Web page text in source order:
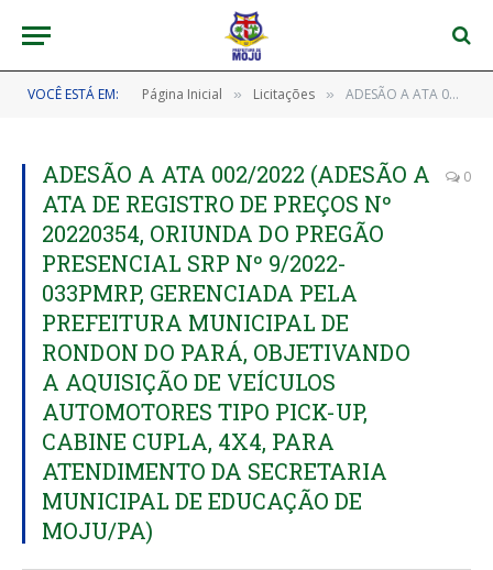
VOCÊ ESTÁ EM: Página Inicial » Licitações » ADESÃO A ATA 002/2022 (ADESÃO A ATA DE REGISTRO DE PREÇOS Nº 20220354, ORIUNDA DO PREGÃO PRESENCIAL SRP Nº 9/2022-033PMRP, GERENCIADA PELA PREFEITURA MUNICIPAL DE RONDON DO PARÁ, OBJETIVANDO A AQUISIÇÃO DE VEÍCULOS AUTOMOTORES TIPO PICK-UP, CABINE CUPLA, 4X4, PARA ATENDIMENTO DA SECRETARIA MUNICIPAL DE EDUCAÇÃO DE MOJU/PA)
ADESÃO A ATA 002/2022 (ADESÃO A
ATA DE REGISTRO DE PREÇOS Nº
20220354, ORIUNDA DO PREGÃO
PRESENCIAL SRP Nº 9/2022-
033PMRP, GERENCIADA PELA
PREFEITURA MUNICIPAL DE
RONDON DO PARÁ, OBJETIVANDO
A AQUISIÇÃO DE VEÍCULOS
AUTOMOTORES TIPO PICK-UP,
CABINE CUPLA, 4X4, PARA
ATENDIMENTO DA SECRETARIA
MUNICIPAL DE EDUCAÇÃO DE
MOJU/PA)
0